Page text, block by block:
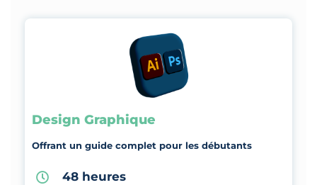
Design Graphique
Offrant un guide complet pour les débutants
48 heures